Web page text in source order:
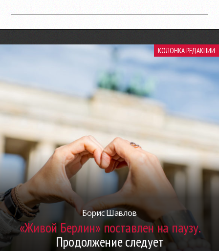
КОЛОНКА РЕДАКЦИИ
Борис Шавлов
«Живой Берлин» поставлен на паузу.
Продолжение следует